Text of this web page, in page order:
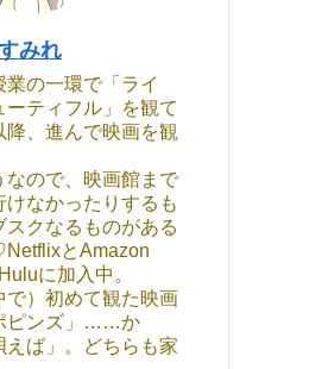
みれ
の一環で「ライ
ーティフル」を観て
降、進んで映画を観
なので、映画館まで
けなかったりするも
クなるものがある
とAmazon
に加入中。
で）初めて観た映画
ピンズ」……か
えば」。どちらも家